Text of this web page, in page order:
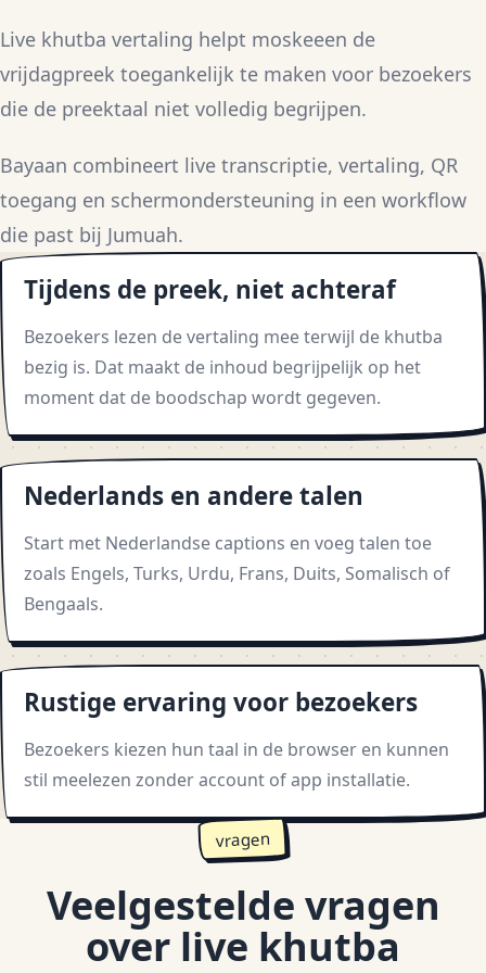
Live khutba vertaling helpt moskeeen de
vrijdagpreek toegankelijk te maken voor bezoekers
die de preektaal niet volledig begrijpen.
Bayaan combineert live transcriptie, vertaling, QR
toegang en schermondersteuning in een workflow
die past bij Jumuah.
Tijdens de preek, niet achteraf
Bezoekers lezen de vertaling mee terwijl de khutba
bezig is. Dat maakt de inhoud begrijpelijk op het
moment dat de boodschap wordt gegeven.
Nederlands en andere talen
Start met Nederlandse captions en voeg talen toe
zoals Engels, Turks, Urdu, Frans, Duits, Somalisch of
Bengaals.
Rustige ervaring voor bezoekers
Bezoekers kiezen hun taal in de browser en kunnen
stil meelezen zonder account of app installatie.
vragen
Veelgestelde vragen
over live khutba